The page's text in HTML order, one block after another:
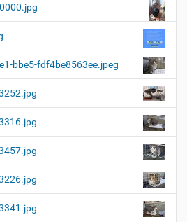
bbe5-fdf4be8563ee.jpeg